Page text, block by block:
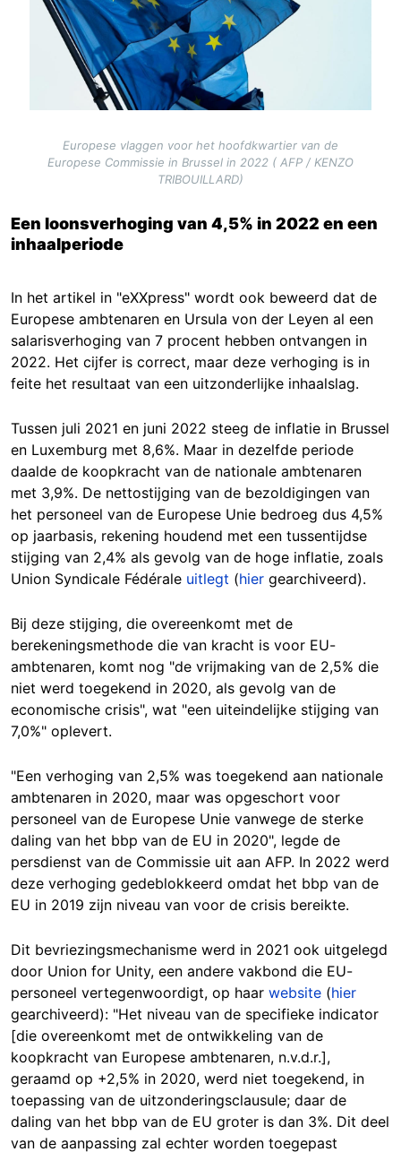
Europese vlaggen voor het hoofdkwartier van de
Europese Commissie in Brussel in 2022 ( AFP / KENZO
TRIBOUILLARD)
Een loonsverhoging van 4,5% in 2022 en een
inhaalperiode
In het artikel in "eXXpress" wordt ook beweerd dat de
Europese ambtenaren en Ursula von der Leyen al een
salarisverhoging van 7 procent hebben ontvangen in
2022. Het cijfer is correct, maar deze verhoging is in
feite het resultaat van een uitzonderlijke inhaalslag.
Tussen juli 2021 en juni 2022 steeg de inflatie in Brussel
en Luxemburg met 8,6%. Maar in dezelfde periode
daalde de koopkracht van de nationale ambtenaren
met 3,9%. De nettostijging van de bezoldigingen van
het personeel van de Europese Unie bedroeg dus 4,5%
op jaarbasis, rekening houdend met een tussentijdse
stijging van 2,4% als gevolg van de hoge inflatie, zoals
Union Syndicale Fédérale uitlegt (hier gearchiveerd).
Bij deze stijging, die overeenkomt met de
berekeningsmethode die van kracht is voor EU-
ambtenaren, komt nog "de vrijmaking van de 2,5% die
niet werd toegekend in 2020, als gevolg van de
economische crisis", wat "een uiteindelijke stijging van
7,0%" oplevert.
"Een verhoging van 2,5% was toegekend aan nationale
ambtenaren in 2020, maar was opgeschort voor
personeel van de Europese Unie vanwege de sterke
daling van het bbp van de EU in 2020", legde de
persdienst van de Commissie uit aan AFP. In 2022 werd
deze verhoging gedeblokkeerd omdat het bbp van de
EU in 2019 zijn niveau van voor de crisis bereikte.
Dit bevriezingsmechanisme werd in 2021 ook uitgelegd
door Union for Unity, een andere vakbond die EU-
personeel vertegenwoordigt, op haar website (hier
gearchiveerd): "Het niveau van de specifieke indicator
[die overeenkomt met de ontwikkeling van de
koopkracht van Europese ambtenaren, n.v.d.r.],
geraamd op +2,5% in 2020, werd niet toegekend, in
toepassing van de uitzonderingsclausule; daar de
daling van het bbp van de EU groter is dan 3%. Dit deel
van de aanpassing zal echter worden toegepast